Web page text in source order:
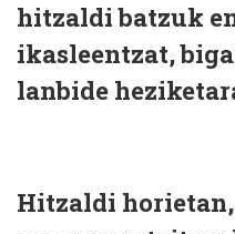
hitzaldi batzuk
ikasleentzat,
lanbide
Hitzaldi